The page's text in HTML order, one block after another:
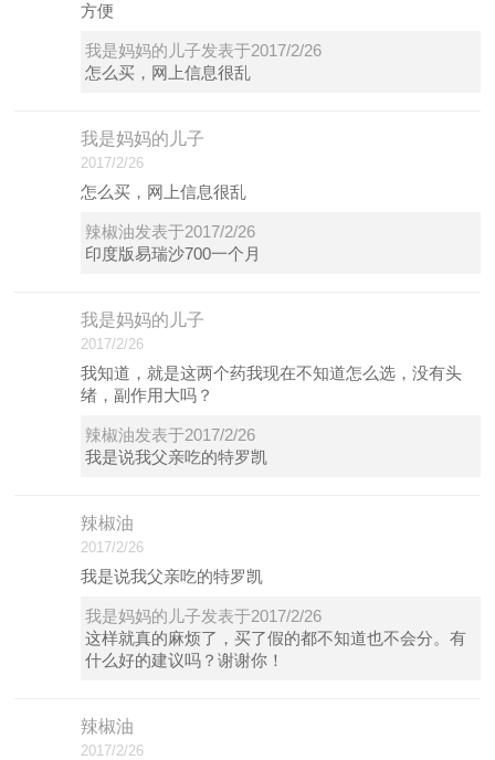
方便
我是妈妈的儿子发表于2017/2/26
怎么买，网上信息很乱
我是妈妈的儿子
2017/2/26
怎么买，网上信息很乱
辣椒油发表于2017/2/26
印度版易瑞沙700一个月
我是妈妈的儿子
2017/2/26
我知道，就是这两个药我现在不知道怎么选，没有头
绪，副作用大吗？
辣椒油发表于2017/2/26
我是说我父亲吃的特罗凯
辣椒油
2017/2/26
我是说我父亲吃的特罗凯
我是妈妈的儿子发表于2017/2/26
这样就真的麻烦了，买了假的都不知道也不会分。有
什么好的建议吗？谢谢你！
辣椒油
2017/2/26